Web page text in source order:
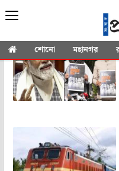
শোনো মহানগর
YOU SEARCHED